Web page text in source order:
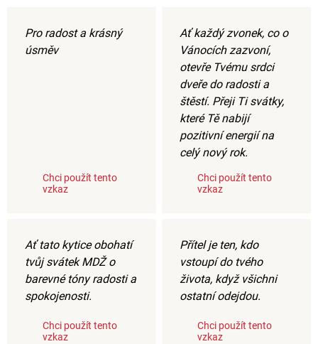
Pro radost a krásný
úsměv
Chci použít tento
vzkaz
Ať každý zvonek, co o
Vánocích zazvoní,
otevře Tvému srdci
dveře do radosti a
štěstí. Přeji Ti svátky,
které Tě nabijí
pozitivní energií na
celý nový rok.
Chci použít tento
vzkaz
Ať tato kytice obohatí
tvůj svátek MDŽ o
barevné tóny radosti a
spokojenosti.
Chci použít tento
vzkaz
Přítel je ten, kdo
vstoupí do tvého
života, když všichni
ostatní odejdou.
Chci použít tento
vzkaz